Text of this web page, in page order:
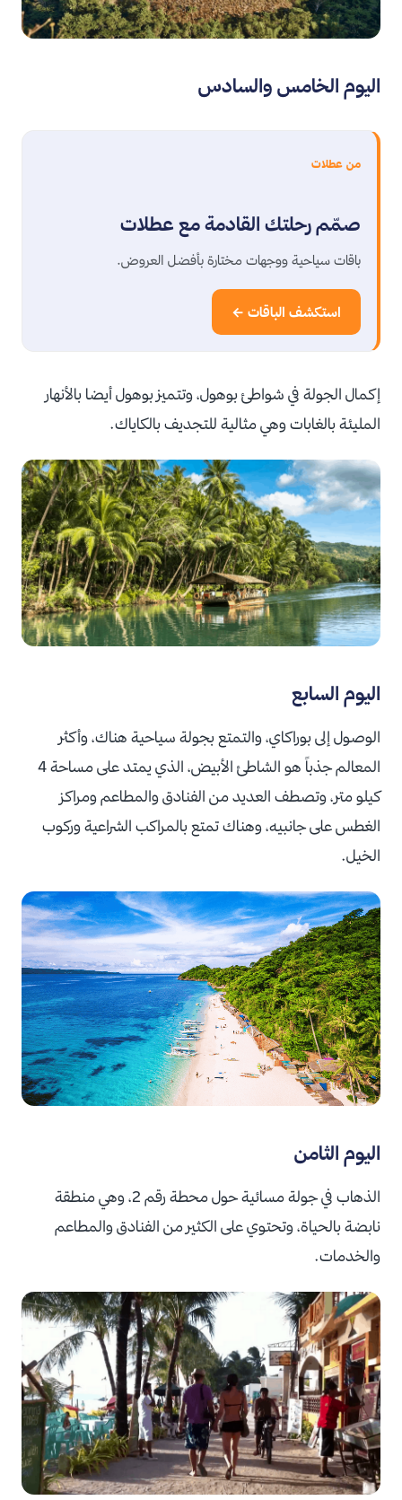
اليوم الخامس والسادس
من عطلات
صمّم رحلتك القادمة مع عطلات
باقات سياحية ووجهات مختارة بأفضل العروض.
استكشف الباقات ←
إكمال الجولة في شواطئ بوهول، وتتميز بوهول أيضا بالأنهار
المليئة بالغابات وهي مثالية للتجديف بالكاياك.
اليوم السابع
الوصول إلى بوراكاي، والتمتع بجولة سياحية هناك، وأكثر
المعالم جذباً هو
الشاطئ الأبيض، الذي يمتد على مساحة 4
كيلو متر،وتصطف العديد من الفنادق والمطاعم ومراكز
الغطس على جانبيه،وهناك تمتع بالمراكب الشراعية وركوب
الخيل.
اليوم الثامن
الذهاب في جولة مسائية حول محطة رقم 2، وهي منطقة
نابضة بالحياة، وتحتوي على الكثير من الفنادق والمطاعم
والخدمات.